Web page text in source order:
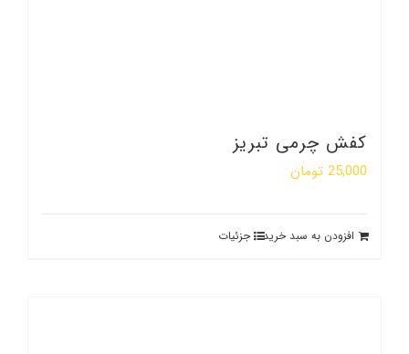
کفش چرمی تبریز
25,000 تومان
افزودن به سبد خرید جزئیات